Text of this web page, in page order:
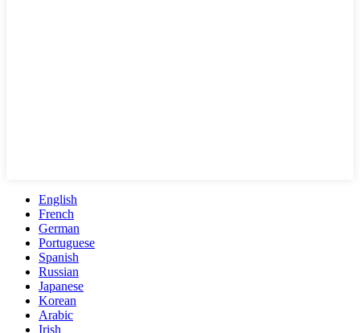
English
French
German
Portuguese
Spanish
Russian
Japanese
Korean
Arabic
Irish